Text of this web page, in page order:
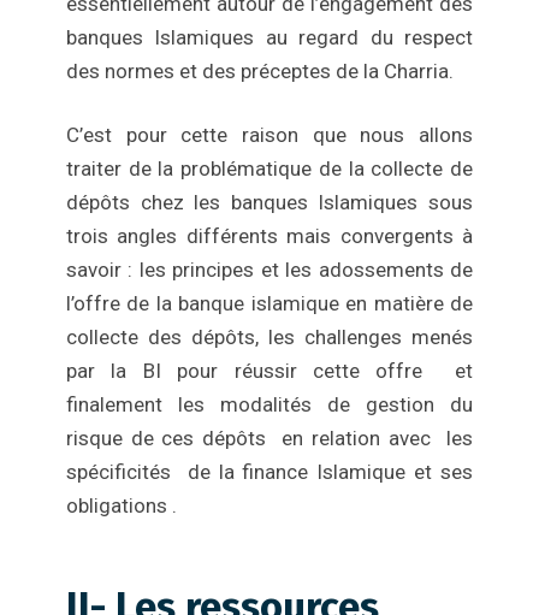
banques Islamiques au regard du respect
des normes et des préceptes de la Charria.
C’est pour cette raison que nous allons
traiter de la problématique de la collecte de
dépôts chez les banques Islamiques sous
trois angles différents mais convergents à
savoir : les principes et les adossements de
l’offre de la banque islamique en matière de
collecte des dépôts, les challenges menés
par la BI pour réussir cette offre et
finalement les modalités de gestion du
risque de ces dépôts en relation avec les
spécificités de la finance Islamique et ses
obligations .